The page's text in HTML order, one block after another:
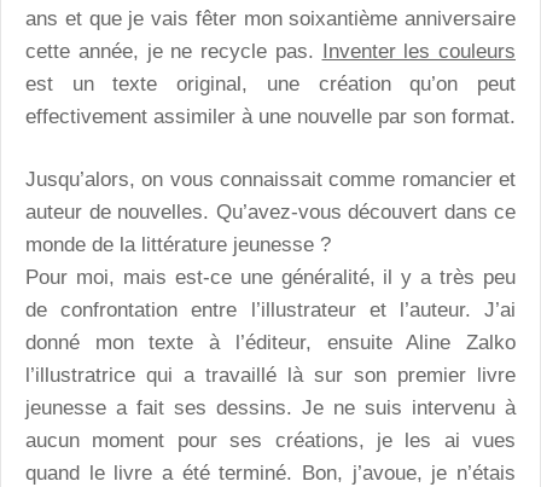
ans et que je vais fêter mon soixantième anniversaire
cette année, je ne recycle pas. Inventer les couleurs
est un texte original, une création qu’on peut
effectivement assimiler à une nouvelle par son format.
Jusqu’alors, on vous connaissait comme romancier et
auteur de nouvelles. Qu’avez-vous découvert dans ce
monde de la littérature jeunesse ?
Pour moi, mais est-ce une généralité, il y a très peu
de confrontation entre l’illustrateur et l’auteur. J’ai
donné mon texte à l’éditeur, ensuite Aline Zalko
l’illustratrice qui a travaillé là sur son premier livre
jeunesse a fait ses dessins. Je ne suis intervenu à
aucun moment pour ses créations, je les ai vues
quand le livre a été terminé. Bon, j’avoue, je n’étais